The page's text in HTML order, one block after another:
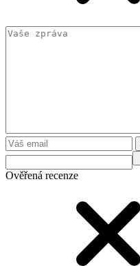
Ověřená recenze